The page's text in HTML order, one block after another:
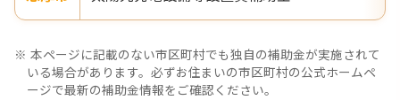
本ページに記載のない市区町村でも独自の補助金が実施されて
いる場合があります。必ずお住まいの市区町村の公式ホームペ
ージで最新の補助金情報をご確認ください。